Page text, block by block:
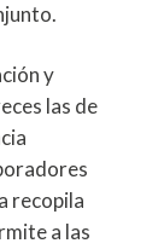
y
las de
recopila
a las